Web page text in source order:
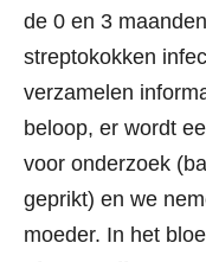
de 0 en 3
streptokokken
verzamelen
beloop, er wordt
voor onderzoek
geprikt) en we
moeder. In het